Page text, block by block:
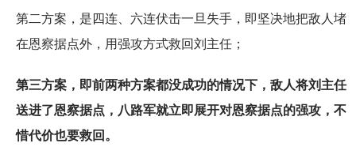
第二方案，是四连、六连伏击一旦失手，即坚决地把敌人堵
在恩察据点外，用强攻方式救回刘主任；
第三方案，即前两种方案都没成功的情况下，敌人将刘主任
送进了恩察据点，八路军就立即展开对恩察据点的强攻，不
惜代价也要救回。